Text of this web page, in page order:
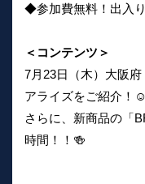
◆参加費無料！出入り
＜コンテンツ＞
7月23日（木）大阪
アライズをご紹介！☺
さらに、新商品の「
時間！！🍻